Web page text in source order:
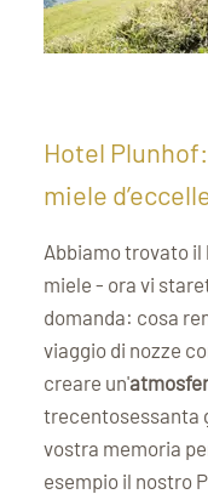
Hotel
miele
Abbiamo trovato il
miele - ora vi
domanda: cosa
viaggio di nozze
creare un'
trecentosessanta
vostra memoria
esempio il nostro